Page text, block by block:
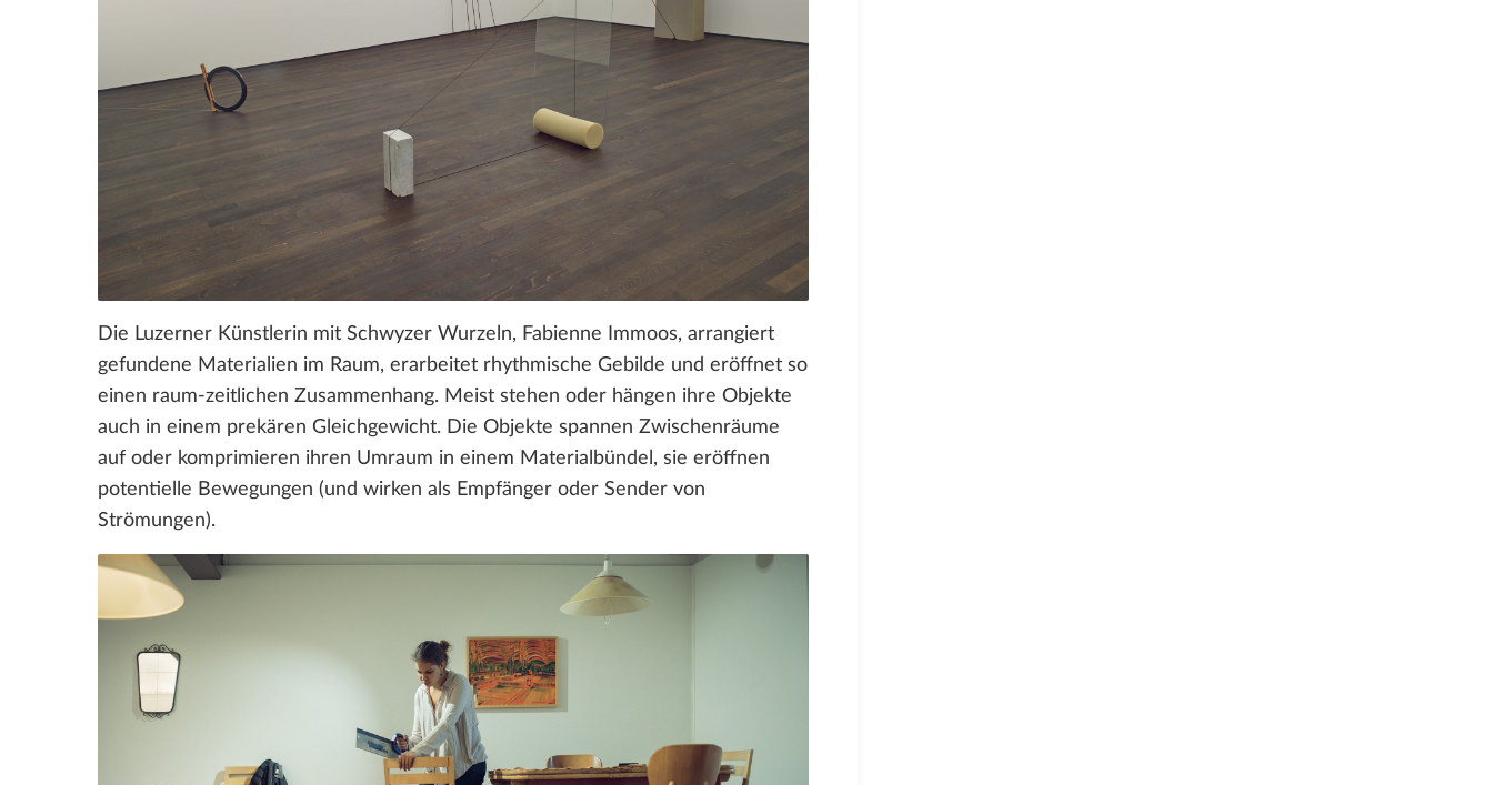
Die Luzerner Künstlerin mit Schwyzer Wurzeln, Fabienne Immoos, arrangiert
gefundene Materialien im Raum, erarbeitet rhythmische Gebilde und eröffnet so
einen raum-zeitlichen Zusammenhang. Meist stehen oder hängen ihre Objekte
auch in einem prekären Gleichgewicht. Die Objekte spannen Zwischenräume
auf oder komprimieren ihren Umraum in einem Materialbündel, sie eröffnen
potentielle Bewegungen (und wirken als Empfänger oder Sender von
Strömungen).